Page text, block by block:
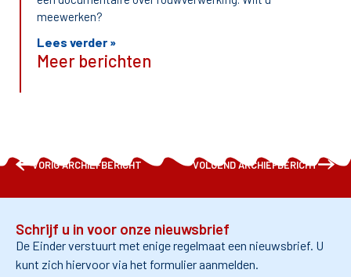
Meer berichten
meewerken?
Lees verder »
VORIG ARCHIEFBERICHT VOLGEND ARCHIEFBERICHT
Schrijf u in voor onze nieuwsbrief
De Einder verstuurt met enige regelmaat een nieuwsbrief. U
kunt zich hiervoor via het formulier aanmelden.